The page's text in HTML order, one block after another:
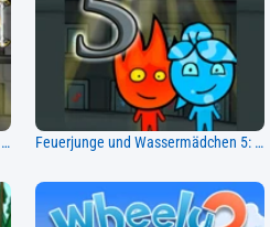
Feuerjunge und Wassermädchen 4: Kristalltempel Feuerjunge und Wassermädchen 5: Elemente